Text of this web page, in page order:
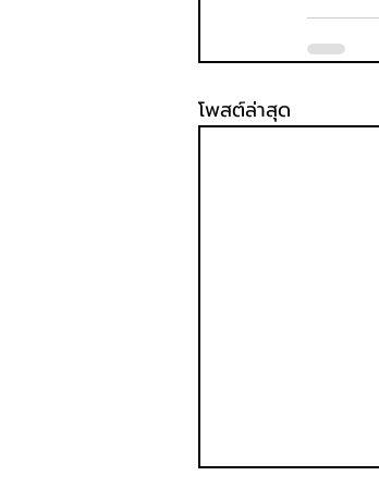
โพสต์ล่าสุด